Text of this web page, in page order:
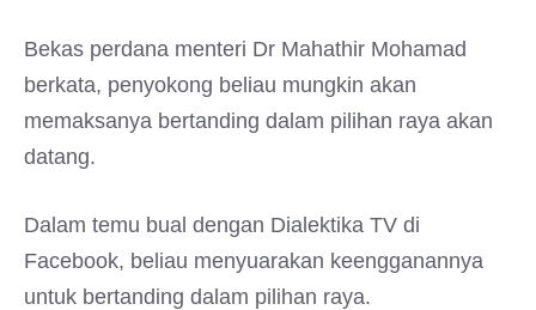
Bekas perdana menteri Dr Mahathir Mohamad
berkata, penyokong beliau mungkin akan
memaksanya bertanding dalam pilihan raya akan
datang.
Dalam temu bual dengan Dialektika TV di
Facebook, beliau menyuarakan keengganannya
untuk bertanding dalam pilihan raya.